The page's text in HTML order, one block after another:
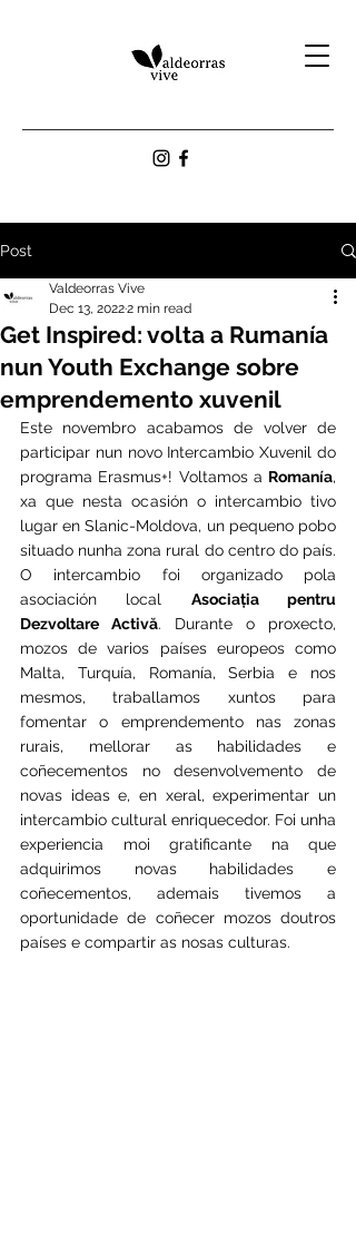
Post
Get Inspired: volta a Rumanía
nun Youth Exchange sobre
emprendemento xuvenil
Valdeorras Vive
Dec 13, 20222 min read
Este novembro acabamos de volver de
participar nun novo Intercambio Xuvenil do
programa Erasmus+! Voltamos a Romanía,
xa que nesta ocasión o intercambio tivo
lugar en Slanic-Moldova, un pequeno pobo
situado nunha zona rural do centro do país.
O intercambio foi organizado pola
asociación local Asociația pentru
Dezvoltare Activă. Durante o proxecto,
mozos de varios países europeos como
Malta, Turquía, Romanía, Serbia e nos
mesmos, traballamos xuntos para
fomentar o emprendemento nas zonas
rurais, mellorar as habilidades e
coñecementos no desenvolvemento de
novas ideas e, en xeral, experimentar un
intercambio cultural enriquecedor. Foi unha
experiencia moi gratificante na que
adquirimos novas habilidades e
coñecementos, ademais tivemos a
oportunidade de coñecer mozos doutros
países e compartir as nosas culturas.